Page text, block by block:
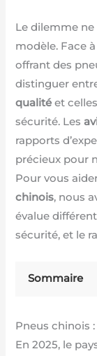
Le dilemme
modèle. Face
offrant des
distinguer
qualité et
sécurité. Les
rapports
précieux pour
Pour vous
chinois, nous
évalue
sécurité, et le
Sommaire
Pneus chinois
En 2025, le